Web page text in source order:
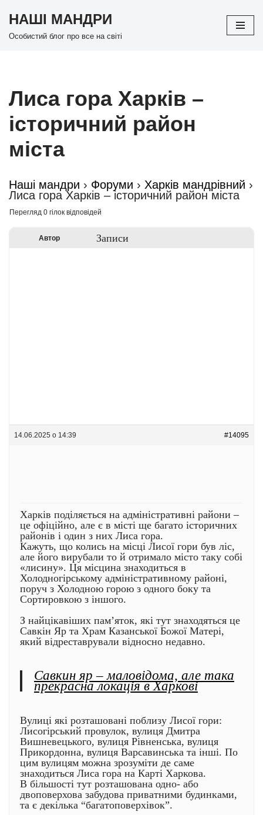
Перейти
НАШІ МАНДРИ
Особистий блог про все на світі
Лиса гора Харків –
історичний район
міста
Наші мандри › Форуми › Харків мандрівний ›
Лиса гора Харків – історичний район міста
Перегляд 0 гілок відповідей
Автор Записи
14.06.2025 о 14:39 #14095
Харків поділяється на адміністративні райони –
це офіційно, але є в місті ще багато історичних
районів і один з них Лиса гора.
Кажуть, що колись на місці Лисої гори був ліс,
але його вирубали то й отримало місто таку собі
«лисину». Ця місцина знаходиться в
Холодногірському адміністративному районі,
поруч з Холодною горою з одного боку та
Сортировкою з іншого.
З найцікавіших пам’яток, які тут знаходяться це
Савкін Яр та Храм Казанської Божої Матері,
який відреставрували відносно недавно.
Савкин яр – маловідома, але така
прекрасна локація в Харкові
Вулиці які розташовані поблизу Лисої гори:
Лисогірський провулок, вулиця Дмитра
Вишневецького, вулиця Рівненська, вулиця
Прикордонна, вулиця Варсавинська та інші. По
цим вулицям можна зрозуміти де саме
знаходиться Лиса гора на Карті Харкова.
В більшості тут розташована одно- або
двоповерхова забудова приватними будинками,
та є декілька “багатоповерхівок”.